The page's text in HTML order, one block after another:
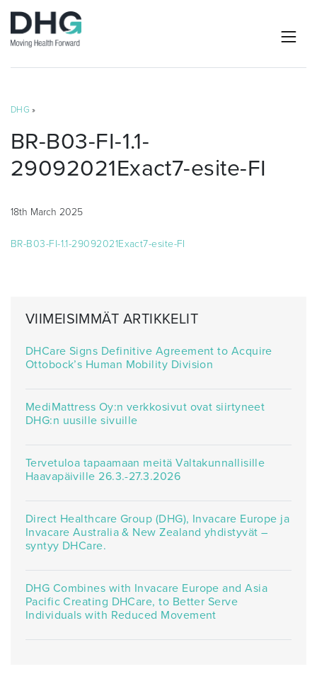
DHG »
BR-B03-FI-1.1-
29092021Exact7-esite-FI
18th March 2025
BR-B03-FI-1.1-29092021Exact7-esite-FI
VIIMEISIMMÄT ARTIKKELIT
DHCare Signs Definitive Agreement to Acquire
Ottobock’s Human Mobility Division
MediMattress Oy:n verkkosivut ovat siirtyneet
DHG:n uusille sivuille
Tervetuloa tapaamaan meitä Valtakunnallisille
Haavapäiville 26.3.-27.3.2026
Direct Healthcare Group (DHG), Invacare Europe ja
Invacare Australia & New Zealand yhdistyvät –
syntyy DHCare.
DHG Combines with Invacare Europe and Asia
Pacific Creating DHCare, to Better Serve
Individuals with Reduced Movement